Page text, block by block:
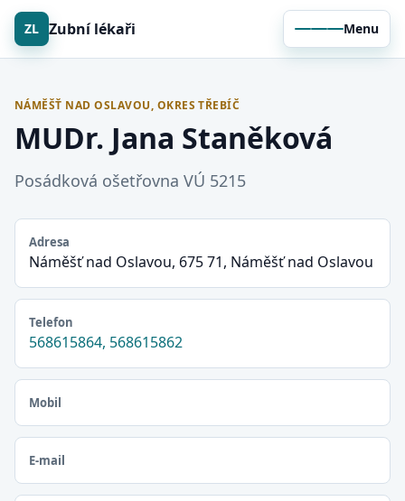
ZL Zubní lékaři Menu
NÁMĚŠŤ NAD OSLAVOU, OKRES TŘEBÍČ
MUDr. Jana Staněková
Posádková ošetřovna VÚ 5215
Adresa
Náměšť nad Oslavou, 675 71, Náměšť nad Oslavou
Telefon
568615864, 568615862
Mobil
E-mail